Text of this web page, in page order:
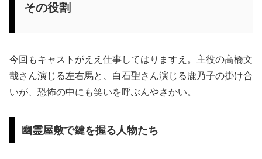
その役割
今回もキャストがええ仕事してはりますえ。主役の高橋文
哉さん演じる左右馬と、白石聖さん演じる鹿乃子の掛け合
いが、恐怖の中にも笑いを呼ぶんやさかい。
幽霊屋敷で鍵を握る人物たち